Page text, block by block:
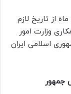
از تاریخ لازم
وزارت امور
اسلامی ایران